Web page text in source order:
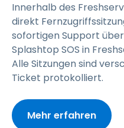
Innerhalb des
direkt
sofortigen Support
Splashtop SOS in
Alle Sitzungen sind
Ticket protokolliert.
Mehr erfahren